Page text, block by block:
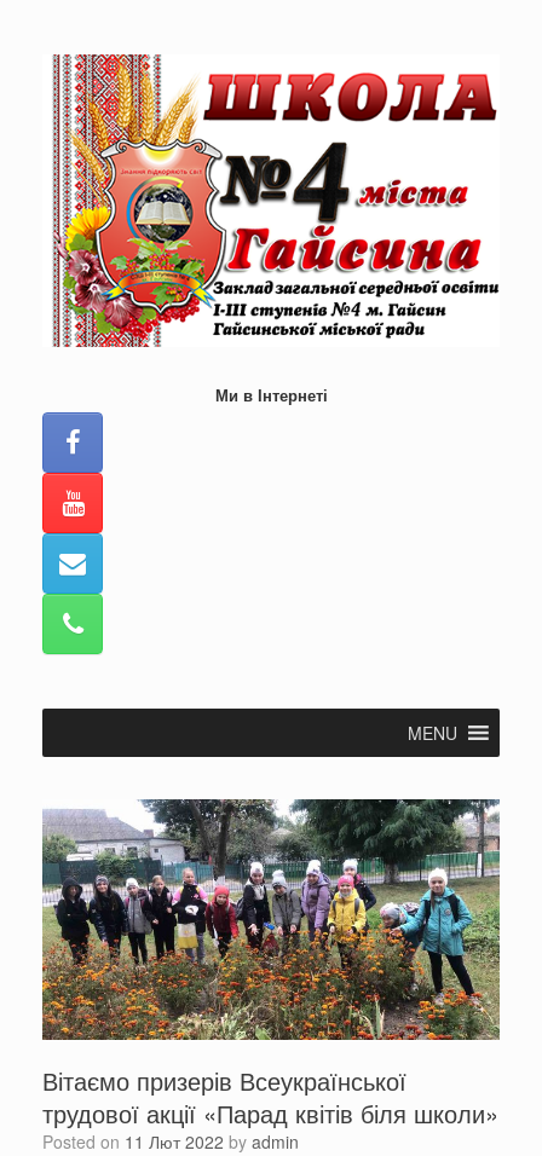
Ми в Інтернеті
MENU
Вітаємо призерів Всеукраїнської
трудової акції «Парад квітів біля школи»
Posted on 11 Лют 2022 by admin